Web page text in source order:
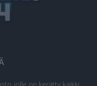
jolle on kerätty kaikki